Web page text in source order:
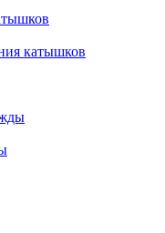
катышков